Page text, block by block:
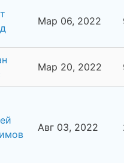
Мар 06, 2022
Мар 20, 2022
Авг 03, 2022